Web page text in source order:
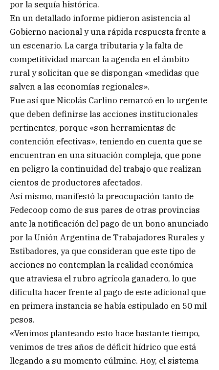
por la sequía histórica.
En un detallado informe pidieron asistencia al
Gobierno nacional y una rápida respuesta frente a
un escenario. La carga tributaria y la falta de
competitividad marcan la agenda en el ámbito
rural y solicitan que se dispongan «medidas que
salven a las economías regionales».
Fue así que Nicolás Carlino remarcó en lo urgente
que deben definirse las acciones institucionales
pertinentes, porque «son herramientas de
contención efectivas», teniendo en cuenta que se
encuentran en una situación compleja, que pone
en peligro la continuidad del trabajo que realizan
cientos de productores afectados.
Así mismo, manifestó la preocupación tanto de
Fedecoop como de sus pares de otras provincias
ante la notificación del pago de un bono anunciado
por la Unión Argentina de Trabajadores Rurales y
Estibadores, ya que consideran que este tipo de
acciones no contemplan la realidad económica
que atraviesa el rubro agrícola ganadero, lo que
dificulta hacer frente al pago de este adicional que
en primera instancia se había estipulado en 50 mil
pesos.
«Venimos planteando esto hace bastante tiempo,
venimos de tres años de déficit hídrico que está
llegando a su momento cúlmine. Hoy, el sistema